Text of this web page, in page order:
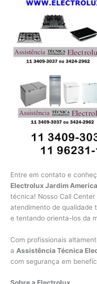
Entre em contato e
Electrolux Jardim America
técnica! Nosso Call
atendimento de qualidade
e tentando orienta-los da
Com profissionais
a Assistência Técnica
com segurança em